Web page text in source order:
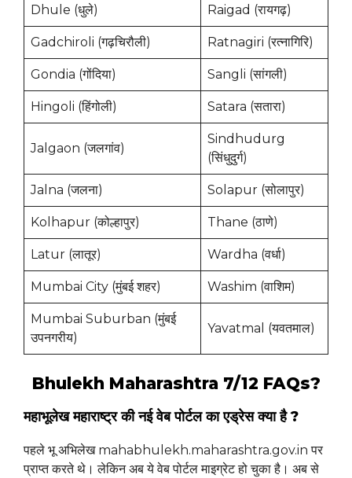
Dhule (धुले) Raigad (रायगढ़)
Gadchiroli (गढ़चिरौली) Ratnagiri (रत्नागिरि)
Gondia (गोंदिया) Sangli (सांगली)
Hingoli (हिंगोली) Satara (सतारा)
Jalgaon (जलगांव)
Sindhudurg
(सिंधुदुर्ग)
Jalna (जलना) Solapur (सोलापुर)
Kolhapur (कोल्हापुर) Thane (ठाणे)
Latur (लातूर) Wardha (वर्धा)
Mumbai City (मुंबई शहर) Washim (वाशिम)
Mumbai Suburban (मुंबई
उपनगरीय)
Yavatmal (यवतमाल)
Bhulekh Maharashtra 7/12 FAQs?
महाभूलेख महाराष्ट्र की नई वेब पोर्टल का एड्रेस क्या है ?
पहले भू अभिलेख mahabhulekh.maharashtra.gov.in पर
प्राप्त करते थे। लेकिन अब ये वेब पोर्टल माइग्रेट हो चुका है। अब से